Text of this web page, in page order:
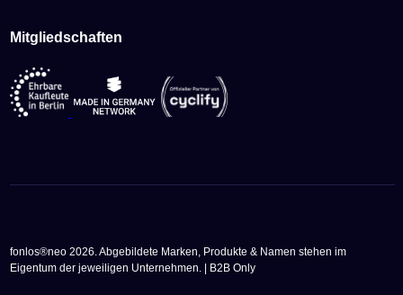
Mitgliedschaften
fonlos®neo 2026. Abgebildete Marken, Produkte & Namen stehen im
Eigentum der jeweiligen Unternehmen. | B2B Only